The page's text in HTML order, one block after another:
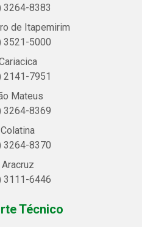
3264-8383
de Itapemirim
3521-5000
2141-7951
Mateus
3264-8369
Colatina
3264-8370
Aracruz
3111-6446
Técnico